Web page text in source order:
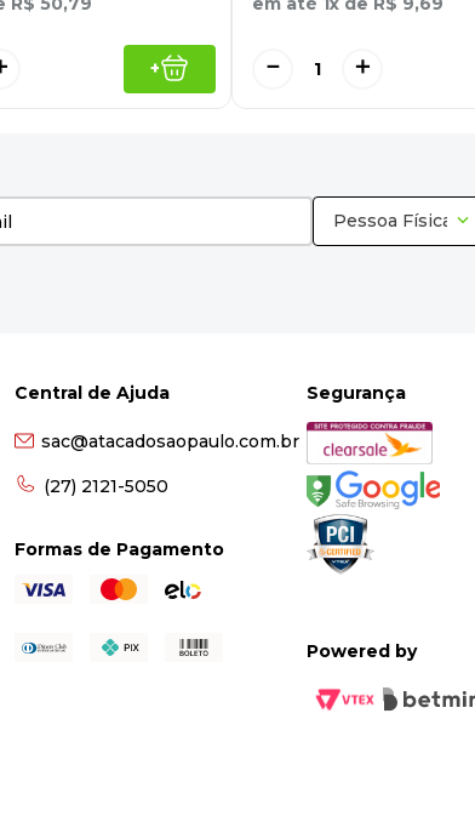
+ ＋
－
Pessoa Física
Central de Ajuda
sac@atacadosaopaulo.com.br
(27) 2121-5050
Formas de Pagamento
Segurança
Powered by